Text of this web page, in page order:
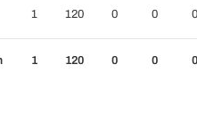
1 120 0 0 0
1 120 0 0 0